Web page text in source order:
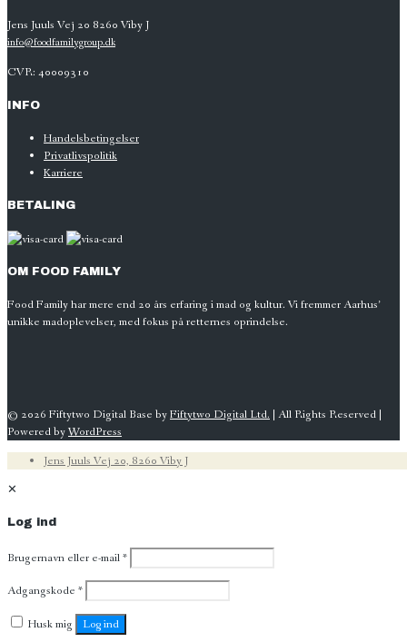
Jens Juuls Vej 20 8260 Viby J
info@foodfamilygroup.dk
CVR: 40009310
INFO
Handelsbetingelser
Privatlivspolitik
Karriere
BETALING
OM FOOD FAMILY
Food Family har mere end 20 års erfaring i mad og kultur. Vi fremmer Aarhus’
unikke madoplevelser, med fokus på retternes oprindelse.
© 2026 Fiftytwo Digital Base byFiftytwo Digital Ltd. | All Rights Reserved |
Powered byWordPress
Jens Juuls Vej 20, 8260 Viby J
✕
Log ind
Brugernavn eller e-mail*Påkrævet
Adgangskode *Påkrævet
Husk mig
Log ind